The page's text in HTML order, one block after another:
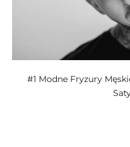
#1 Modne Fryzury